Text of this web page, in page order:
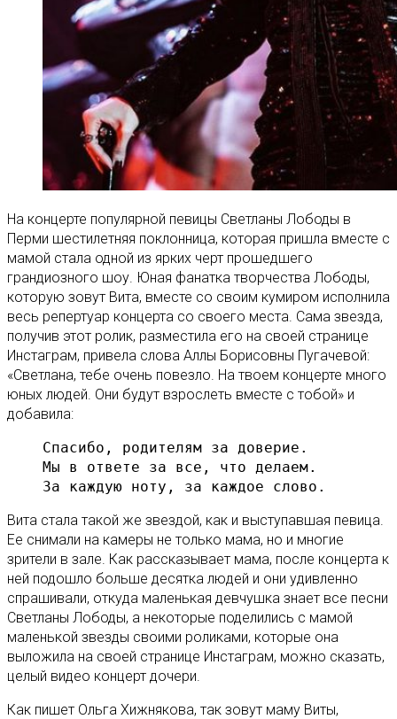
На концерте популярной певицы Светланы Лободы в
Перми шестилетняя поклонница, которая пришла вместе с
мамой стала одной из ярких черт прошедшего
грандиозного шоу. Юная фанатка творчества Лободы,
которую зовут Вита, вместе со своим кумиром исполнила
весь репертуар концерта со своего места. Сама звезда,
получив этот ролик, разместила его на своей странице
Инстаграм, привела слова Аллы Борисовны Пугачевой:
«Светлана, тебе очень повезло. На твоем концерте много
юных людей. Они будут взрослеть вместе с тобой» и
добавила:
Спасибо, родителям за доверие.
Мы в ответе за все, что делаем.
За каждую ноту, за каждое слово.
Вита стала такой же звездой, как и выступавшая певица.
Ее снимали на камеры не только мама, но и многие
зрители в зале. Как рассказывает мама, после концерта к
ней подошло больше десятка людей и они удивленно
спрашивали, откуда маленькая девчушка знает все песни
Светланы Лободы, а некоторые поделились с мамой
маленькой звезды своими роликами, которые она
выложила на своей странице Инстаграм, можно сказать,
целый видео концерт дочери.
Как пишет Ольга Хижнякова, так зовут маму Виты,